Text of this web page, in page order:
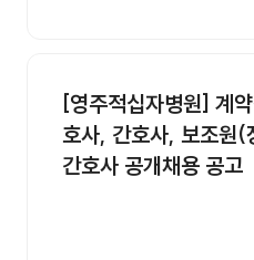
[영주적십자병원] 계
호사, 간호사, 보조원
간호사 공개채용 공고